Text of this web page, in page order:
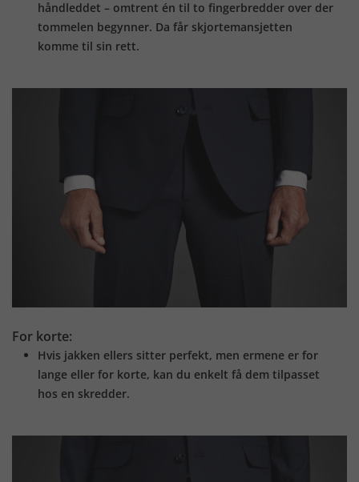
håndleddet – omtrent én til to fingerbredder over der
tommelen begynner. Da får skjortemansjetten
komme til sin rett.
For korte:
Hvis jakken ellers sitter perfekt, men ermene er for
lange eller for korte, kan du enkelt få dem tilpasset
hos en skredder.